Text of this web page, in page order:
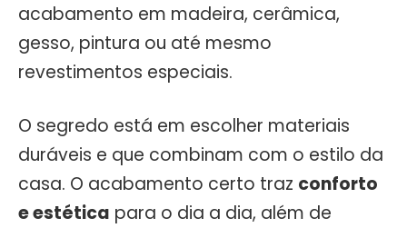
acabamento em madeira, cerâmica,
gesso, pintura ou até mesmo
revestimentos especiais.
O segredo está em escolher materiais
duráveis e que combinam com o estilo da
casa. O acabamento certo traz conforto
e estética para o dia a dia, além de